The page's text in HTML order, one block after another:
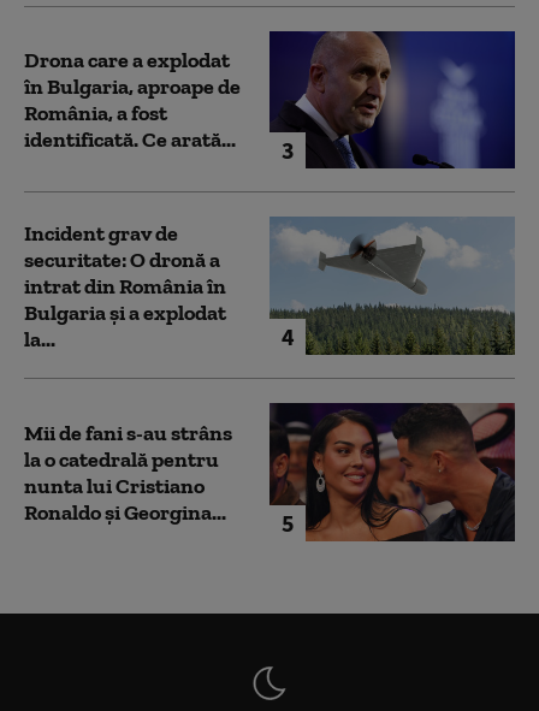
3
Drona care a explodat
în Bulgaria, aproape de
România, a fost
identificată. Ce arată...
4
Incident grav de
securitate: O dronă a
intrat din România în
Bulgaria şi a explodat
la...
5
Mii de fani s-au strâns
la o catedrală pentru
nunta lui Cristiano
Ronaldo şi Georgina...